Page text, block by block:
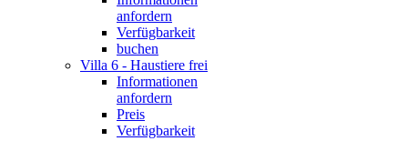
anfordern
Verfügbarkeit
buchen
Villa 6 - Haustiere frei
Informationen
anfordern
Preis
Verfügbarkeit